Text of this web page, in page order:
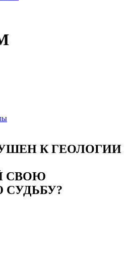
К ГЕОЛОГИИ
СВОЮ